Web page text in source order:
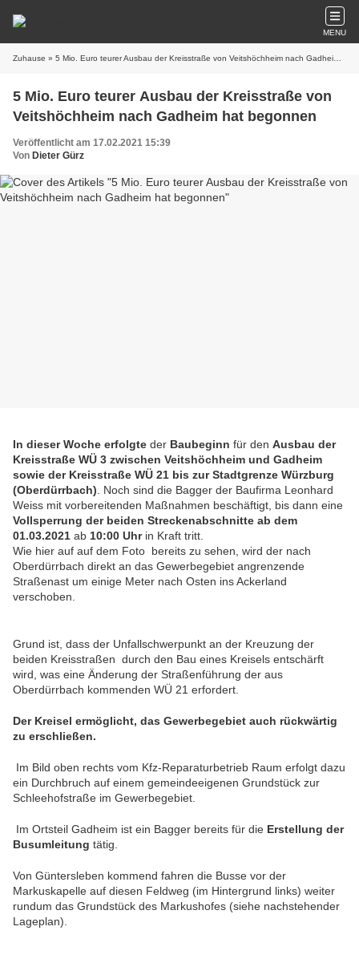
MENU
Zuhause » 5 Mio. Euro teurer Ausbau der Kreisstraße von Veitshöchheim nach Gadheim hat begonnen
5 Mio. Euro teurer Ausbau der Kreisstraße von
Veitshöchheim nach Gadheim hat begonnen
Veröffentlicht am 17.02.2021 15:39
Von Dieter Gürz
In dieser Woche erfolgte der Baubeginn für den Ausbau der
Kreisstraße WÜ 3 zwischen Veitshöchheim und Gadheim
sowie der Kreisstraße WÜ 21 bis zur Stadtgrenze Würzburg
(Oberdürrbach) . Noch sind die Bagger der Baufirma Leonhard
Weiss mit vorbereitenden Maßnahmen beschäftigt, bis dann eine
Vollsperrung der beiden Streckenabschnitte ab dem
01.03.2021 ab 10:00 Uhr in Kraft tritt.
Wie hier auf auf dem Foto bereits zu sehen, wird der nach
Oberdürrbach direkt an das Gewerbegebiet angrenzende
Straßenast um einige Meter nach Osten ins Ackerland
verschoben.
Grund ist, dass der Unfallschwerpunkt an der Kreuzung der
beiden Kreisstraßen durch den Bau eines Kreisels entschärft
wird, was eine Änderung der Straßenführung der aus
Oberdürrbach kommenden WÜ 21 erfordert.
Der Kreisel ermöglicht, das Gewerbegebiet auch rückwärtig
zu erschließen.
Im Bild oben rechts vom Kfz-Reparaturbetrieb Raum erfolgt dazu
ein Durchbruch auf einem gemeindeeigenen Grundstück zur
Schleehofstraße im Gewerbegebiet.
Im Ortsteil Gadheim ist ein Bagger bereits für die Erstellung der
Busumleitung tätig.
Von Güntersleben kommend fahren die Busse vor der
Markuskapelle auf diesen Feldweg (im Hintergrund links) weiter
rundum das Grundstück des Markushofes (siehe nachstehender
Lageplan).